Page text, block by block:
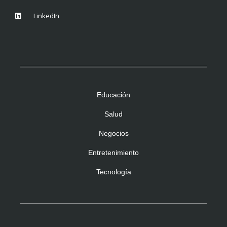
LinkedIn
Educación
Salud
Negocios
Entretenimiento
Tecnología